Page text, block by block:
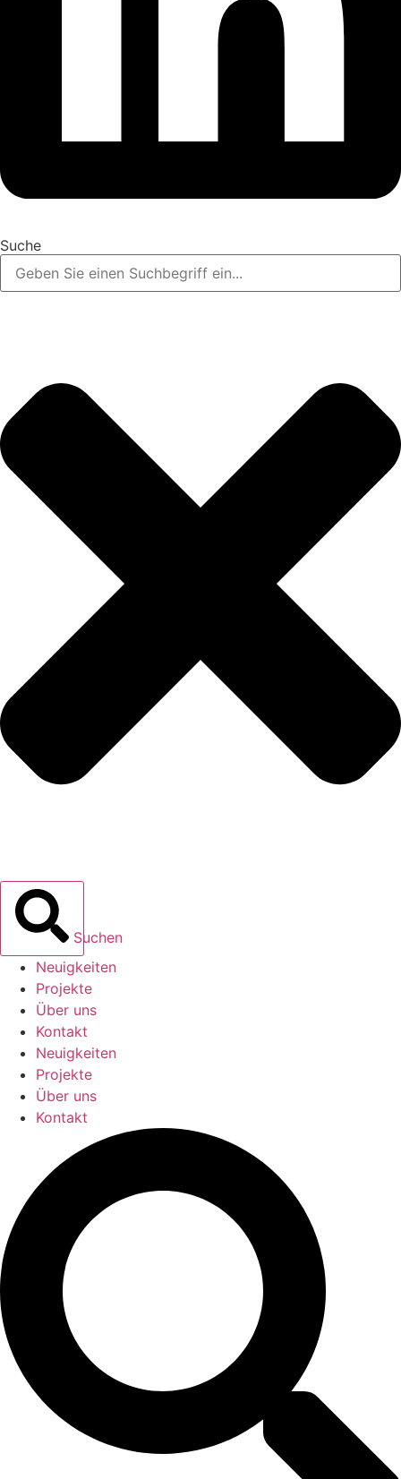
Suche
Suchen
Neuigkeiten
Projekte
Über uns
Kontakt
Neuigkeiten
Projekte
Über uns
Kontakt